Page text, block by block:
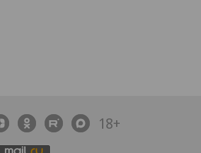
18+